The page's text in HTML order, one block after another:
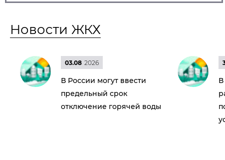
Новости ЖКХ
03.08 2026
В России могут ввести
предельный срок
отключение горячей воды
В